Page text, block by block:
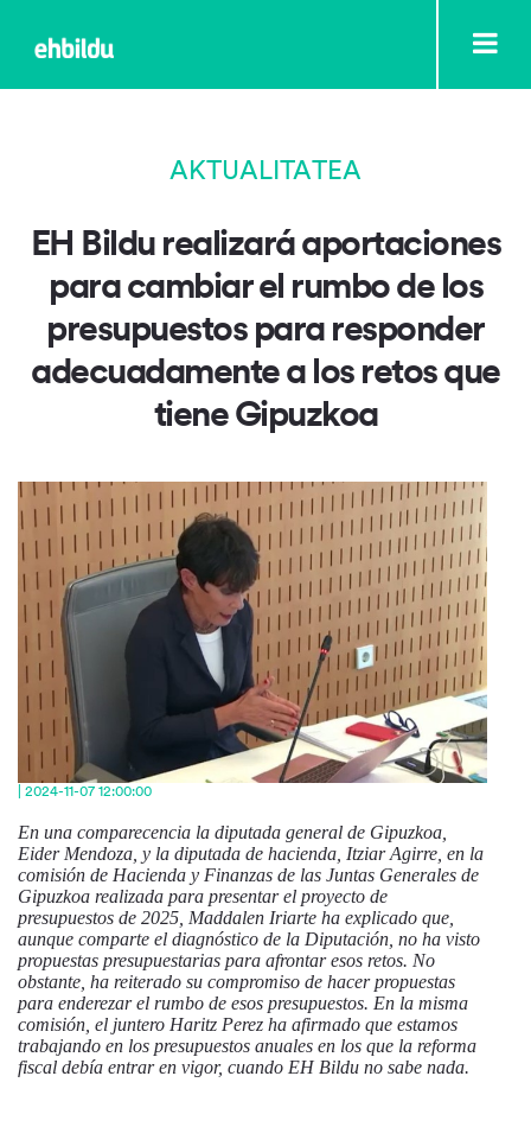
AKTUALITATEA
EH Bildu realizará aportaciones
para cambiar el rumbo de los
presupuestos para responder
adecuadamente a los retos que
tiene Gipuzkoa
| 2024-11-07 12:00:00
En una comparecencia la diputada general de Gipuzkoa,
Eider Mendoza, y la diputada de hacienda, Itziar Agirre, en la
comisión de Hacienda y Finanzas de las Juntas Generales de
Gipuzkoa realizada para presentar el proyecto de
presupuestos de 2025, Maddalen Iriarte ha explicado que,
aunque comparte el diagnóstico de la Diputación, no ha visto
propuestas presupuestarias para afrontar esos retos. No
obstante, ha reiterado su compromiso de hacer propuestas
para enderezar el rumbo de esos presupuestos. En la misma
comisión, el juntero Haritz Perez ha afirmado que estamos
trabajando en los presupuestos anuales en los que la reforma
fiscal debía entrar en vigor, cuando EH Bildu no sabe nada.